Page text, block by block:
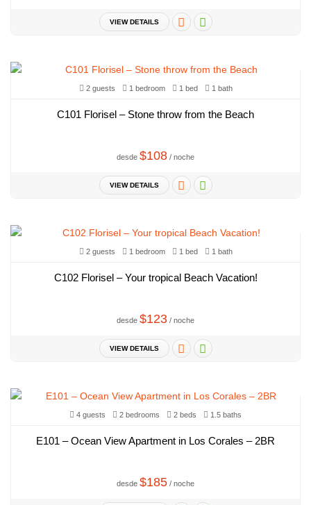
VIEW DETAILS
2 guests 1 bedroom 1 bed 1 bath
C101 Florisel – Stone throw from the Beach
desde $108 / noche
VIEW DETAILS
2 guests 1 bedroom 1 bed 1 bath
C102 Florisel – Your tropical Beach Vacation!
desde $123 / noche
VIEW DETAILS
4 guests 2 bedrooms 2 beds 1.5 baths
E101 – Ocean View Apartment in Los Corales – 2BR
desde $185 / noche